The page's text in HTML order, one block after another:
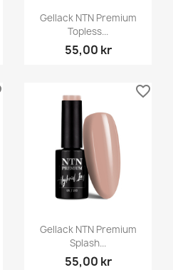
Gellack NTN Premium
Topless...
55,00 kr
Gellack NTN Premium
Splash...
55,00 kr
favorite_border